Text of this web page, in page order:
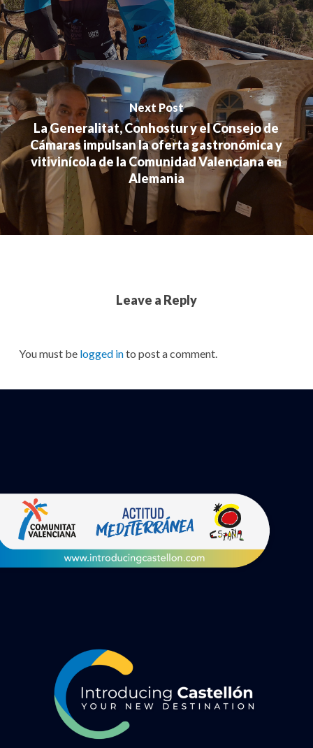
Next Post
La Generalitat, Conhostur y el Consejo de
Cámaras impulsan la oferta gastronómica y
vitivinícola de la Comunidad Valenciana en
Alemania
Leave a Reply
You must be logged into post a comment.